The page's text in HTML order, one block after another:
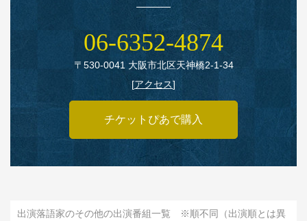
06‑6352‑4874
〒530‑0041 大阪市北区天神橋2‑1‑34
[アクセス]
チケットぴあで購入
出演落語家のその他の出演番組一覧 ※順不同（出演順とは異